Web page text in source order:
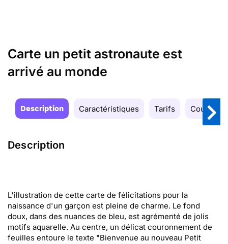
Carte un petit astronaute est
arrivé au monde
Description Caractéristiques Tarifs Couleurs
Description
L'illustration de cette carte de félicitations pour la
naissance d'un garçon est pleine de charme. Le fond
doux, dans des nuances de bleu, est agrémenté de jolis
motifs aquarelle. Au centre, un délicat couronnement de
feuilles entoure le texte "Bienvenue au nouveau Petit